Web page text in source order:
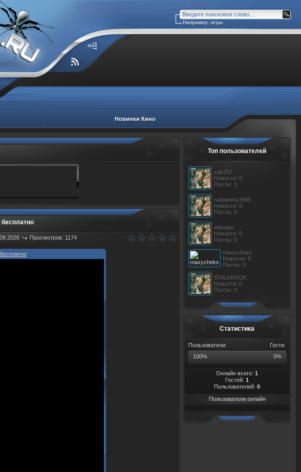
Например: игры
Новинки Кино
Топ пользователей
sah767
Новости: 0
Посты: 3
radowsky3985
Новости: 0
Посты: 0
elavator
Новости: 0
Посты: 0
maxycheks
Новости: 0
Посты: 0
STALKEROK
Новости: 0
Посты: 0
Статистика
Гости:
Пользователи:
100%
0%
Онлайн всего: 1
Гостей: 1
Пользователей: 0
Пользователи онлайн
Просмотров: 1174